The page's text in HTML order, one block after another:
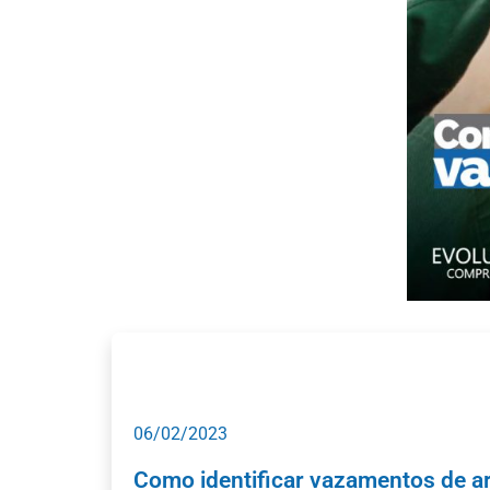
06/02/2023
Como identificar vazamentos de